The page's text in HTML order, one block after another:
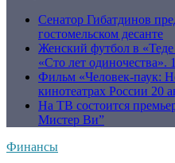
Сенатор Гибатдинов
гостомельском десанте
Женский футбол в
«Сто лет одиночества».
Фильм «Человек-паук:
кинотеатрах России 20
На ТВ состоится
Мистер Ви”
Финансы